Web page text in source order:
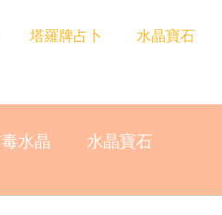
水晶 水晶寶石
塔羅牌占卜 水晶寶石